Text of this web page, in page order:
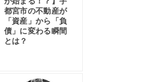
都宮市の不動産が
「資産」から「負
債」に変わる瞬間
とは？